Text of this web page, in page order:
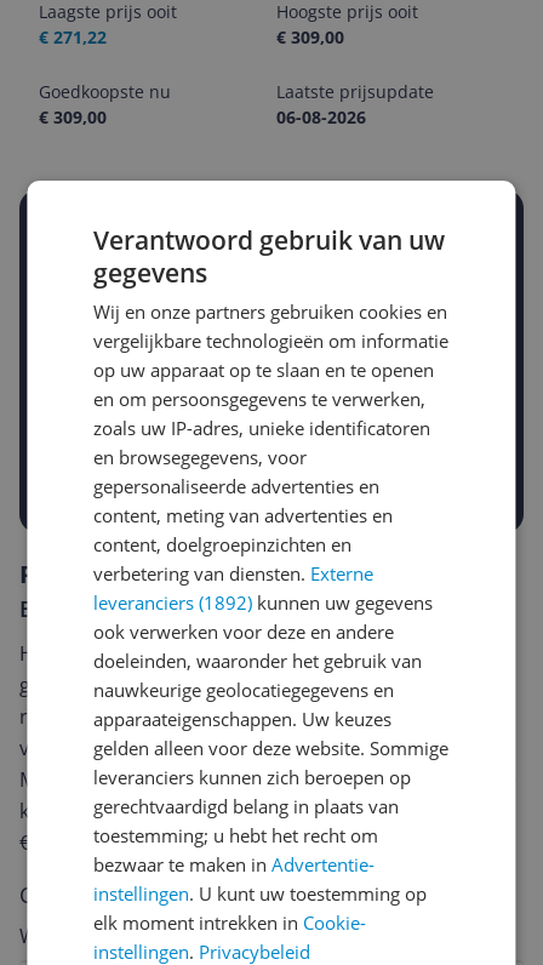
Laagste prijs ooit
€ 271,22
Hoogste prijs ooit
€ 309,00
Goedkoopste nu
€ 309,00
Laatste prijsupdate
06-08-2026
Stel een alert in en mis geen prijsdaling
Krijg een seintje zodra de prijs zakt
Jouw e-mailadres
Gewenste daling of bedrag
-5% -10% -15%
Gewenste prijs
€
Prijsalert aanzetten
Reviews
Er zijn nog geen reviews geschreven
Heb jij dit product in bezit en wil je graag je mening
geven? Start dan hieronder met het schrijven van je
review. Afhankelijk van de details duurt het schrijven
van een review gemiddeld tussen de 3 en 10 minuten.
Met jouw mening help je andere bezoekers een betere
keuze te maken én maak je iedere maand kans op
€250,-!
Klik hier voor de actievoorwaarden.
Cijfer
Welk cijfer geef jij dit product?
Verantwoord gebruik van uw
gegevens
Wij en onze partners gebruiken cookies en
vergelijkbare technologieën om informatie
op uw apparaat op te slaan en te openen
en om persoonsgegevens te verwerken,
zoals uw IP-adres, unieke identificatoren
en browsegegevens, voor
gepersonaliseerde advertenties en
content, meting van advertenties en
content, doelgroepinzichten en
verbetering van diensten. Externe
leveranciers (1892) kunnen uw gegevens
ook verwerken voor deze en andere
doeleinden, waaronder het gebruik van
nauwkeurige geolocatiegegevens en
apparaateigenschappen. Uw keuzes
gelden alleen voor deze website. Sommige
leveranciers kunnen zich beroepen op
gerechtvaardigd belang in plaats van
toestemming; u hebt het recht om
bezwaar te maken inAdvertentie-
instellingen. U kunt uw toestemming op
elk moment intrekken in Cookie-
instellingen. Privacybeleid